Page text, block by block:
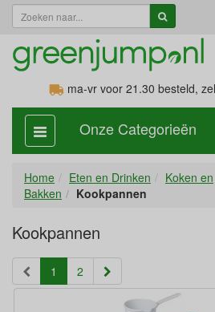
ma-vr voor 21.30 besteld,
categorie
aan,
Onze Categorieën
Home Eten en Drinken
Koken en
Bakken
Kookpannen
Kookpannen
1 (current)
2